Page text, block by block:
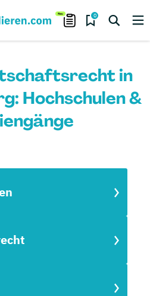
0
in
Hochschulen &